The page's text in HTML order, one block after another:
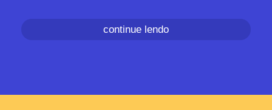
continue lendo